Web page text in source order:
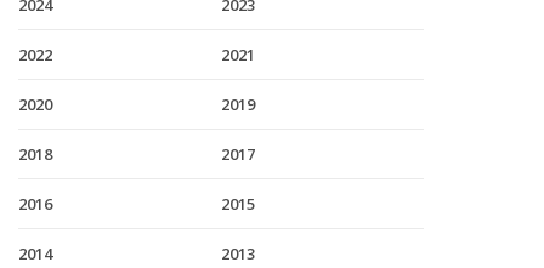
2024 2023
2022 2021
2020 2019
2018 2017
2016 2015
2014 2013